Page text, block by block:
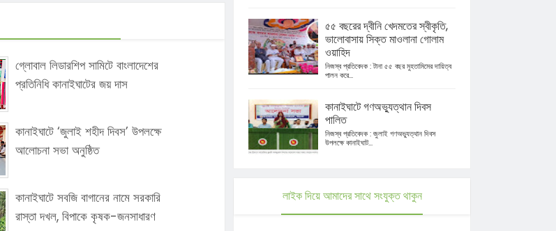
গ্লোবাল লিডারশিপ সামিটে বাংলাদেশের
প্রতিনিধি কানাইঘাটের জয় দাস
কানাইঘাটে ‘জুলাই শহীদ দিবস’ উপলক্ষে
আলোচনা সভা অনুষ্ঠিত
কানাইঘাটে সবজি বাগানের নামে সরকারি
রাস্তা দখল, বিপাকে কৃষক-জনসাধারণ
৫৫ বছরের দ্বীনি খেদমতের স্বীকৃতি,
ভালোবাসায় সিক্ত মাওলানা গোলাম
ওয়াহিদ
নিজস্ব প্রতিবেদক : টানা ৫৫ বছর মুহতামিমের দায়িত্ব
পালন করে...
কানাইঘাটে গণঅভ্যুত্থান দিবস
পালিত
নিজস্ব প্রতিবেদক : জুলাই গণঅভ্যুত্থান দিবস
উপলক্ষে কানাইঘাট...
লাইক দিয়ে আমাদের সাথে সংযুক্ত থাকুন